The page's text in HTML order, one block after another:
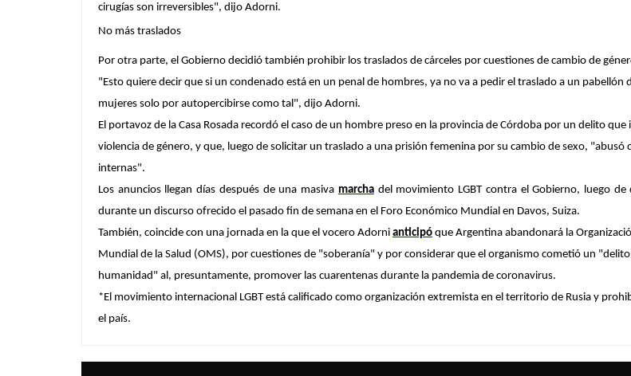
cirugías son irreversibles", dijo Adorni.
No más traslados
Por otra parte, el Gobierno decidió también prohibir los traslados de cárceles por cuestiones de cambio de
"Esto quiere decir que si un condenado está en un penal de hombres, ya no va a pedir el traslado a un pabellón
mujeres solo por autopercibirse como tal", dijo Adorni.
El portavoz de la Casa Rosada recordó el caso de un hombre preso en la provincia de Córdoba por un delito que
violencia de género, y que, luego de solicitar un traslado a una prisión femenina por su cambio de sexo, "abusó
internas".
Los anuncios llegan días después de una masiva marchadel movimiento LGBT contra el Gobierno, luego
durante un discurso ofrecido el pasado fin de semana en el Foro Económico Mundial en Davos, Suiza.
También, coincide con una jornada en la que el vocero Adorni anticipó que Argentina abandonará la
Mundial de la Salud (OMS), por cuestiones de "soberanía" y por considerar que el organismo cometió un "delito
humanidad" al, presuntamente, promover las cuarentenas durante la pandemia de coronavirus.
*El movimiento internacional LGBT está calificado como organización extremista en el territorio de Rusia y
el país.